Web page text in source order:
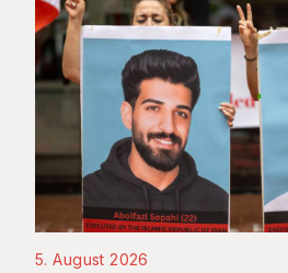
5. August 2026